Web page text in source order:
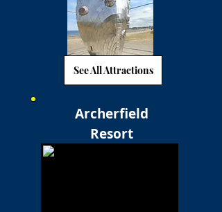
See All Attractions
Archerfield
Resort